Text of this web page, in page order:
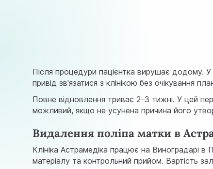
Після процедури пацієнтка вирушає додому.
привід зв'язатися з клінікою без очікування
Повне відновлення триває 2–3 тижні. У цей
можливий, якщо не усунена причина його
Видалення поліпа матки в
Клініка Астрамедіка працює на Виноградарі в
матеріалу та контрольний прийом. Вартість